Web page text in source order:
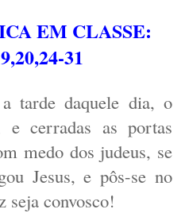
EM CLASSE:
31
tarde daquele dia, o
e cerradas as portas
medo dos judeus, se
Jesus, e pôs-se no
seja convosco!